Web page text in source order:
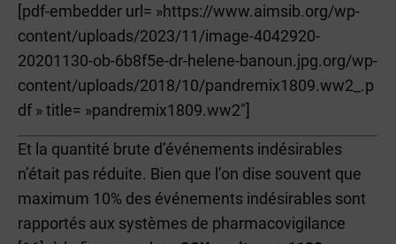
[pdf-embedder url= »https://www.aimsib.org/wp-
content/uploads/2023/11/image-4042920-
20201130-ob-6b8f5e-dr-helene-banoun.jpg.org/wp-
content/uploads/2018/10/pandremix1809.ww2_.p
df » title= »pandremix1809.ww2″]
Et la quantité brute d’événements indésirables
n’était pas réduite. Bien que l’on dise souvent que
maximum 10% des événements indésirables sont
rapportés aux systèmes de pharmacovigilance